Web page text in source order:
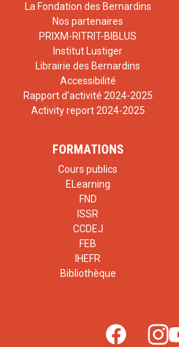
La Fondation des Bernardins
Nos partenaires
PRIXM-RITRIT-BIBLUS
Institut Lustiger
Librairie des Bernardins
Accessibilité
Rapport d'activité 2024-2025
Activity report 2024-2025
FORMATIONS
Cours publics
ELearning
FND
ISSR
CCDEJ
FEB
IHEFR
Bibliothèque